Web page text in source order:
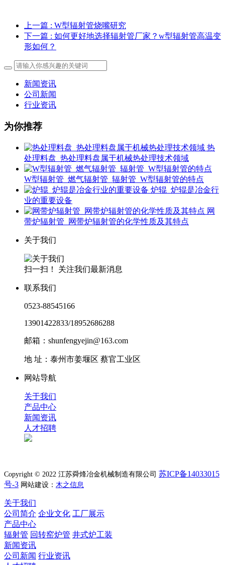
上一篇 : W型辐射管烧嘴研究
下一篇 : 如何更好地选择辐射管厂家？w型辐射管高温变
形如何？
新闻资讯
公司新闻
行业资讯
为你推荐
热
处理料盘_热处理料盘​属于机械热处理技术领域
W型辐射管_燃气辐射管_辐射管_W型辐射管的特点
炉辊​_炉辊​是冶金行
业的重要设备
网
带炉辐射管_网带炉辐射管的化学性质及其特点
关于我们
扫一扫！ 关注我们最新消息
联系我们
0523-88545166
13901422833/18952686288
邮箱：shunfengyejin@163.com
地 址：泰州市姜堰区 蔡官工业区
网站导航
关于我们
产品中心
新闻资讯
人才招聘
Copyright © 2022 江苏舜烽冶金机械制造有限公司 苏ICP备14033015
号-3 网站建设： 木之信息
关于我们
公司简介 企业文化 工厂展示
产品中心
辐射管 回转窑炉管 井式炉工装
新闻资讯
公司新闻 行业资讯